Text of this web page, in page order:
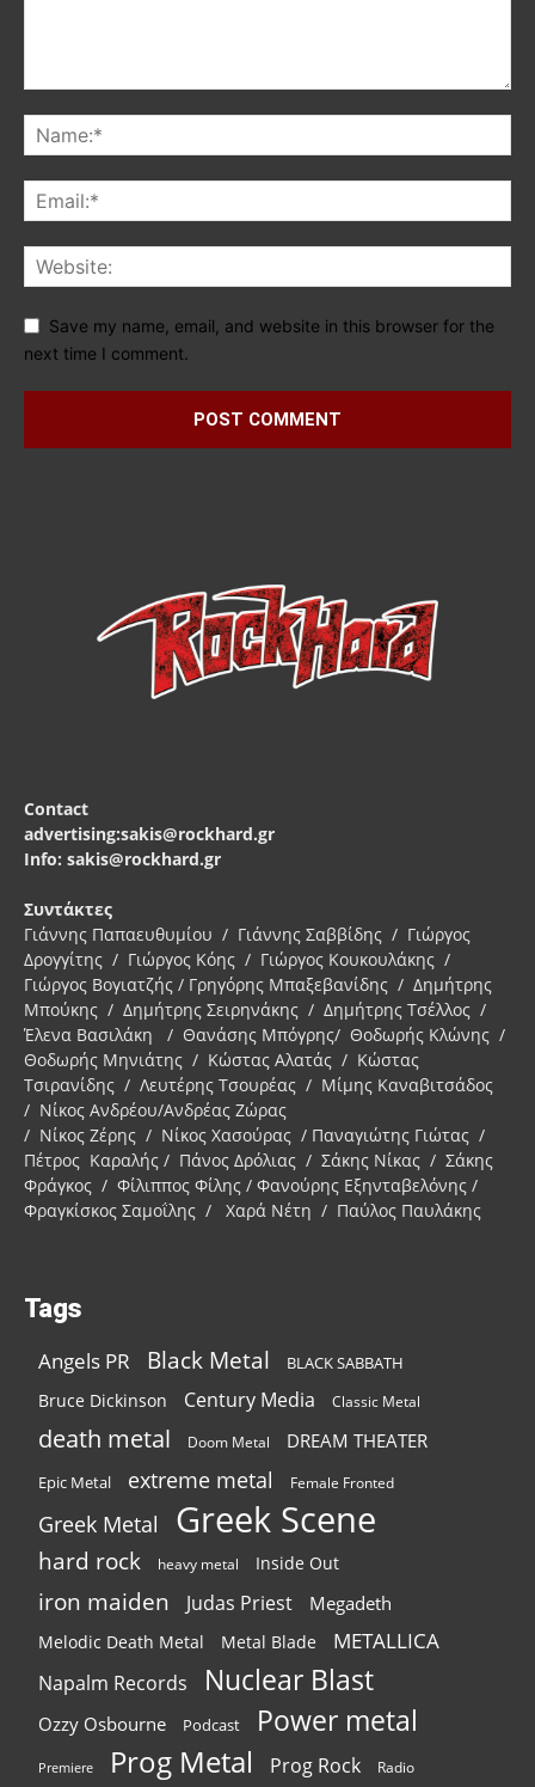
Save my name, email, and website in this browser for the
next time I comment.
Contact
advertising:sakis@rockhard.gr
Info: sakis@rockhard.gr
Συντάκτες
Γιάννης Παπαευθυμίου / Γιάννης Σαββίδης / Γιώργος
Δρογγίτης / Γιώργος Κόης / Γιώργος Κουκουλάκης /
Γιώργος Βογιατζής / Γρηγόρης Μπαξεβανίδης / Δημήτρης
Μπούκης / Δημήτρης Σειρηνάκης / Δημήτρης Τσέλλος /
Έλενα Βασιλάκη / Θανάσης Μπόγρης/ Θοδωρής Κλώνης /
Θοδωρής Μηνιάτης / Κώστας Αλατάς / Κώστας
Τσιρανίδης / Λευτέρης Τσουρέας / Μίμης Καναβιτσάδος
/ Νίκος Ανδρέου/Ανδρέας Ζώρας
/ Νίκος Ζέρης / Νίκος Χασούρας / Παναγιώτης Γιώτας /
Πέτρος Καραλής / Πάνος Δρόλιας / Σάκης Νίκας / Σάκης
Φράγκος / Φίλιππος Φίλης / Φανούρης Εξηνταβελόνης /
Φραγκίσκος Σαμοΐλης / Χαρά Νέτη / Παύλος Παυλάκης
Tags
Angels PR Black Metal BLACK SABBATH
Bruce Dickinson Century Media Classic Metal
death metal Doom Metal DREAM THEATER
Epic Metal extreme metal Female Fronted
Greek Metal Greek Scene
hard rock heavy metal Inside Out
iron maiden Judas Priest Megadeth
Melodic Death Metal Metal Blade METALLICA
Napalm Records Nuclear Blast
Ozzy Osbourne Podcast Power metal
Premiere Prog Metal Prog Rock Radio